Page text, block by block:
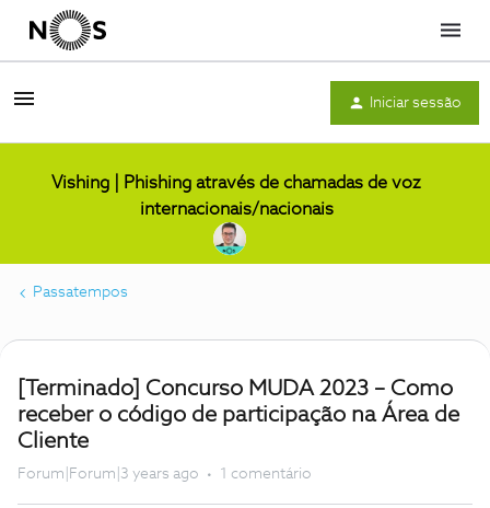
Menu
Iniciar sessão
Vishing | Phishing através de chamadas de voz
internacionais/nacionais
Passatempos
[Terminado] Concurso MUDA 2023 – Como
receber o código de participação na Área de
Cliente
Forum|Forum|3 years ago 1 comentário